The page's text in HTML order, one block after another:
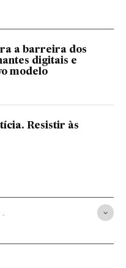
a barreira dos
digitais e
modelo
Resistir às